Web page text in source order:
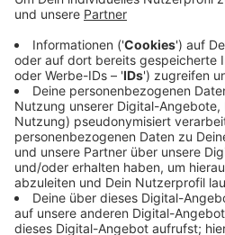
an die eigene Nase fassen.
Grünen löste eine
zuletzt durch das Video von
im Vorfeld der Europawahl
hat. In einer Sondersendung
mit ihren Gästen damit
Anzeige